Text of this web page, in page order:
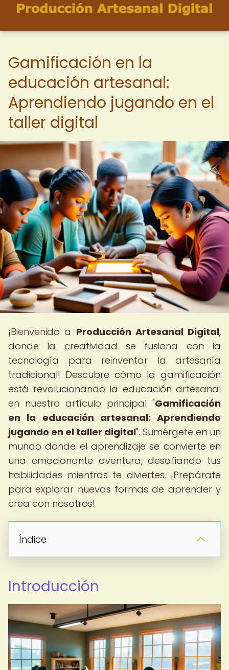
Gamificación en la
educación artesanal:
Aprendiendo jugando en el
taller digital
¡Bienvenido a Producción Artesanal Digital,
donde la creatividad se fusiona con la
tecnología para reinventar la artesanía
tradicional! Descubre cómo la gamificación
está revolucionando la educación artesanal
en nuestro artículo principal "Gamificación
en la educación artesanal: Aprendiendo
jugando en el taller digital". Sumérgete en un
mundo donde el aprendizaje se convierte en
una emocionante aventura, desafiando tus
habilidades mientras te diviertes. ¡Prepárate
para explorar nuevas formas de aprender y
crea con nosotros!
Índice
Introducción